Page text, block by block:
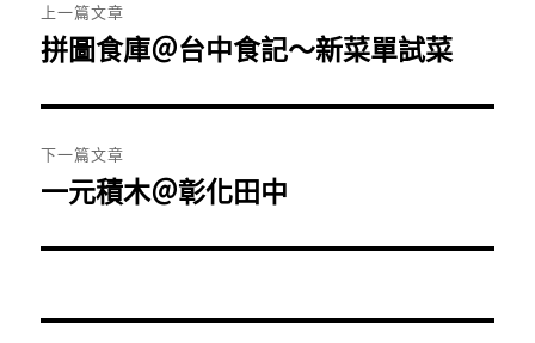
章
覽
上一篇文章
上
篇
文
拼圖食庫＠台中食記～新菜單試菜
下一篇文章
下
篇
章:
一元積木＠彰化田中